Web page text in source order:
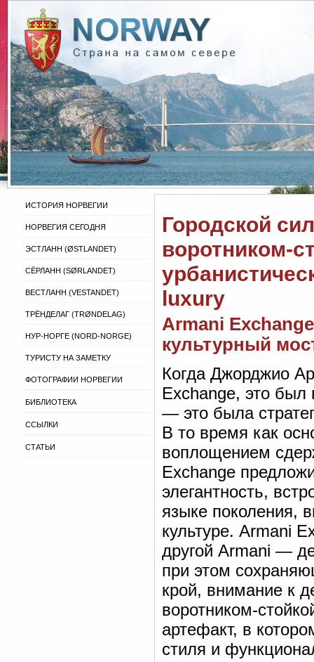
ИСТОРИЯ НОРВЕГИИ
НОРВЕГИЯ СЕГОДНЯ
ЭСТЛАНН (ØSTLANDET)
СЁРЛАНН (SØRLANDET)
ВЕСТЛАНН (VESTANDET)
ТРЁНДЕЛАГ (TRØNDELAG)
НУР-НОРГЕ (NORD-NORGE)
ТУРИСТУ НА ЗАМЕТКУ
ФОТОГРАФИИ НОРВЕГИИ
БИБЛИОТЕКА
ССЫЛКИ
СТАТЬИ
Городской
воротником-
luxury
Armani
культурный
Когда Джорджио
Exchange, это был
— это была
В то время как
воплощением
Exchange
элегантность,
языке поколения,
культуре. Armani
другой Armani —
при этом
крой, внимание к
воротником-
артефакт, в
стиля и